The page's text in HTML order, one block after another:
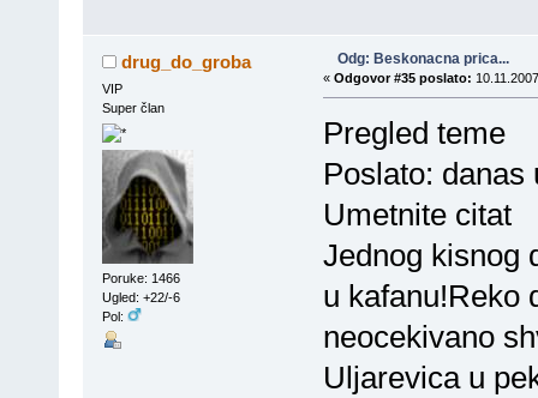
drug_do_groba
VIP
Super član
Poruke: 1466
Ugled: +22/-6
Pol:
Odg: Beskonacna prica...
« Odgovor #35 poslato:
Pregled teme
Poslato:
Umetnite citat
Jednog kisnog
u kafanu!Reko
neocekivano
Uljarevica u